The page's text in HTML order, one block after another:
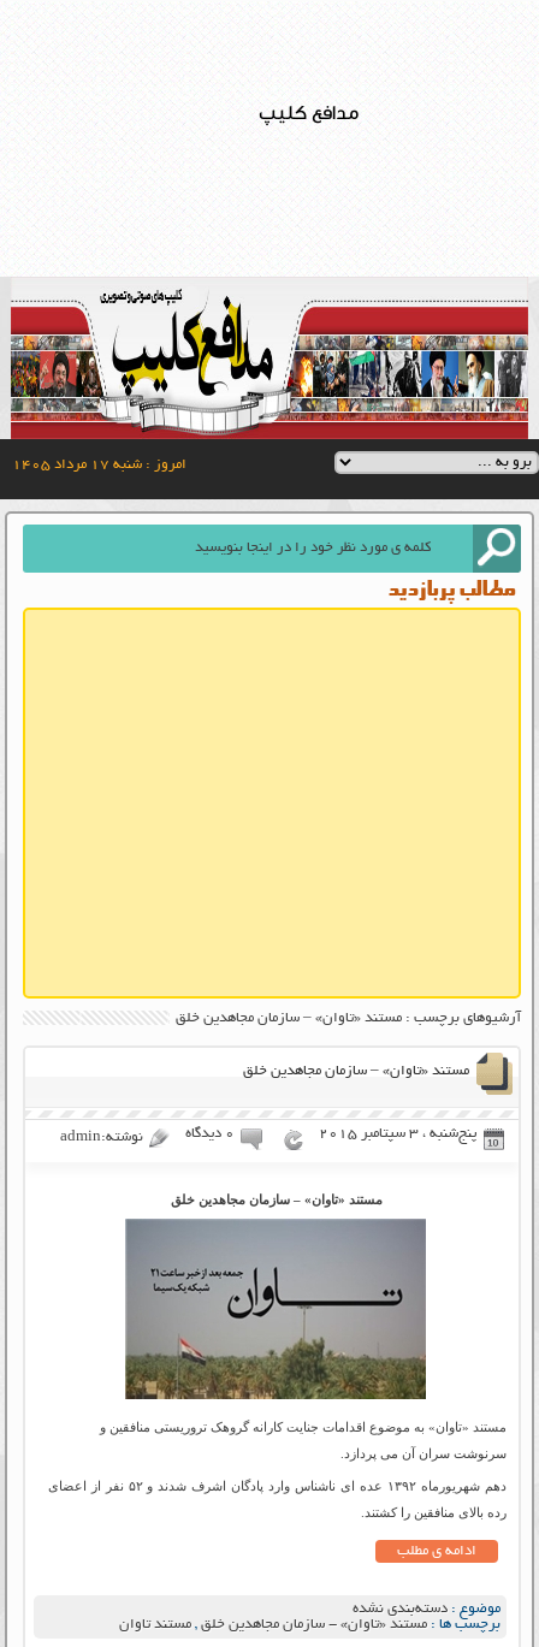
مدافع کلیپ
امروز : شنبه ۱۷ مرداد ۱۴۰۵
مطالب پربازدید
آرشیوهای برچسب : مستند «تاوان» – سازمان مجاهدین خلق
مستند «تاوان» – سازمان مجاهدین خلق
پنج‌شنبه ، 3 سپتامبر 2015 ۰ دیدگاه نوشته:admin
مستند «تاوان» – سازمان مجاهدین خلق
مستند «تاوان» به موضوع اقدامات جنایت کارانه گروهک تروریستی منافقین و
سرنوشت سران آن می پردازد.
دهم شهریورماه ۱۳۹۲ عده ای ناشناس وارد پادگان اشرف شدند و ۵۲ نفر از اعضای
رده بالای منافقین را کشتند.
ادامه ی مطلب
موضوع :دسته‌بندی نشده
برچسب ها :مستند «تاوان» - سازمان مجاهدین خلق ,مستند تاوان